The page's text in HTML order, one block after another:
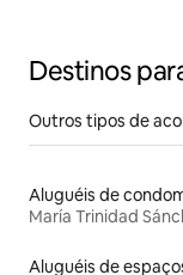
Destinos
Outros tipos de
Aluguéis de
María Trinidad